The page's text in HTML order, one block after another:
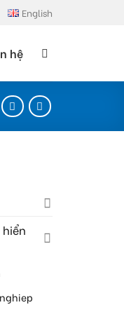
English
hệ